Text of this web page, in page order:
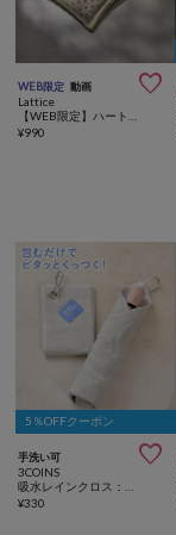
WEB限定 動画 
Lattice
¥990
5％OFFクーポン
手洗い可 
3COINS
¥330